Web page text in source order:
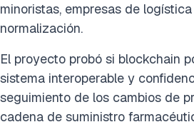
minoristas, empresas de
normalización.
El proyecto probó si blockchain
sistema interoperable y
seguimiento de los cambios de
cadena de suministro